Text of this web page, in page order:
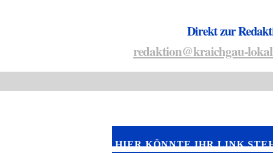
Direkt zur
redaktion@kraichgau-
HIER KÖNNTE IHR LINK